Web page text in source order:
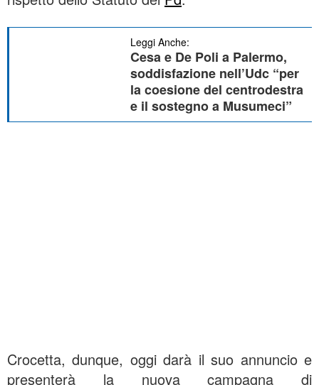
Leggi Anche:
Cesa e De Poli a Palermo,
soddisfazione nell’Udc “per
la coesione del centrodestra
e il sostegno a Musumeci”
Crocetta, dunque, oggi darà il suo annuncio e
presenterà la nuova campagna di